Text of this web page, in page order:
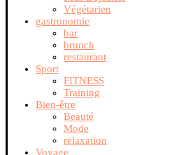
Végétarien
gastronomie
bar
brunch
restaurant
Sport
FITNESS
Training
Bien-être
Beauté
Mode
relaxation
Voyage